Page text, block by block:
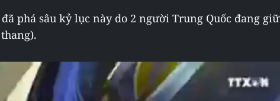
phá sâu kỷ lục này do 2 người ​Trung Quốc đang giữ